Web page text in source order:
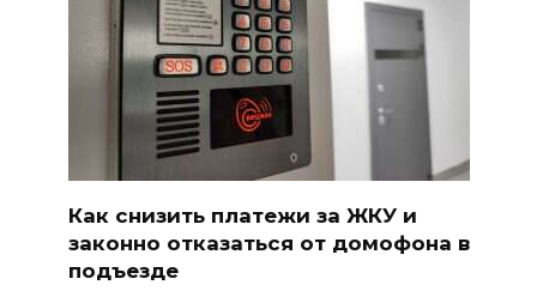
Как снизить платежи за ЖКУ и
законно отказаться от домофона в
подъезде